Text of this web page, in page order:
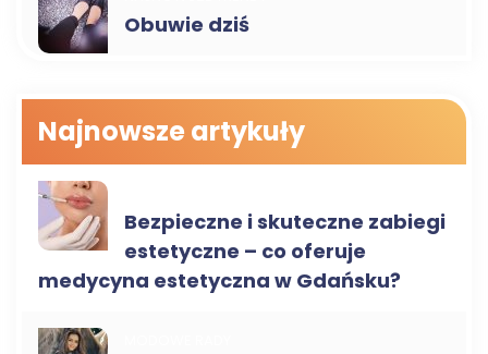
Obuwie dziś
Najnowsze artykuły
Bezpieczne i skuteczne zabiegi
estetyczne – co oferuje
medycyna estetyczna w Gdańsku?